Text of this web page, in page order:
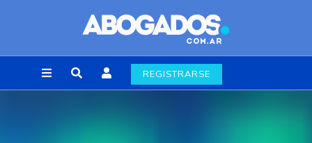
REGISTRARSE